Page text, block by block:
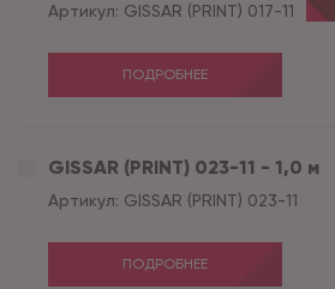
Артикул: GISSAR (PRINT) 017-11
ПОДРОБНЕЕ
GISSAR (PRINT) 023-11 - 1,0 м
Артикул: GISSAR (PRINT) 023-11
ПОДРОБНЕЕ